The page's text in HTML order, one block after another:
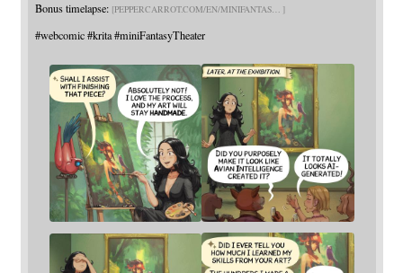
Bonus timelapse: PEPPERCARROT.COM/EN/MINIFANTAS
#webcomic #krita #miniFantasyTheater